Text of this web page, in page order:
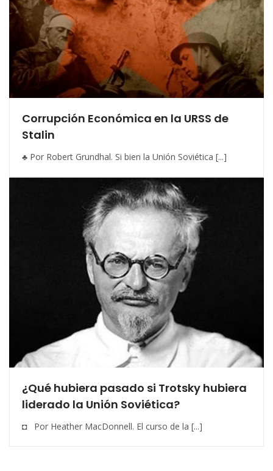
Corrupción Económica en la URSS de
Stalin
♣ Por Robert Grundhal. Si bien la Unión Soviética [...]
¿Qué hubiera pasado si Trotsky hubiera
liderado la Unión Soviética?
◘ Por Heather MacDonnell. El curso de la [...]